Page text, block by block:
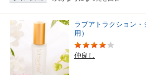
ラブアトラクション・
用）
仲良し